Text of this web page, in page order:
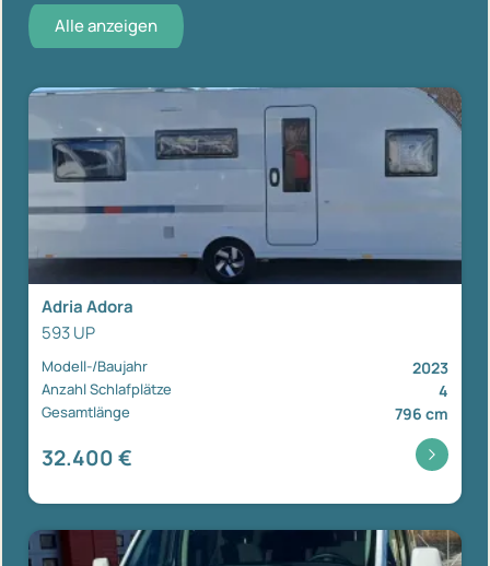
Alle anzeigen
Adria Adora
593 UP
Modell-/Baujahr 2023
Anzahl Schlafplätze 4
Gesamtlänge 796 cm
32.400 €